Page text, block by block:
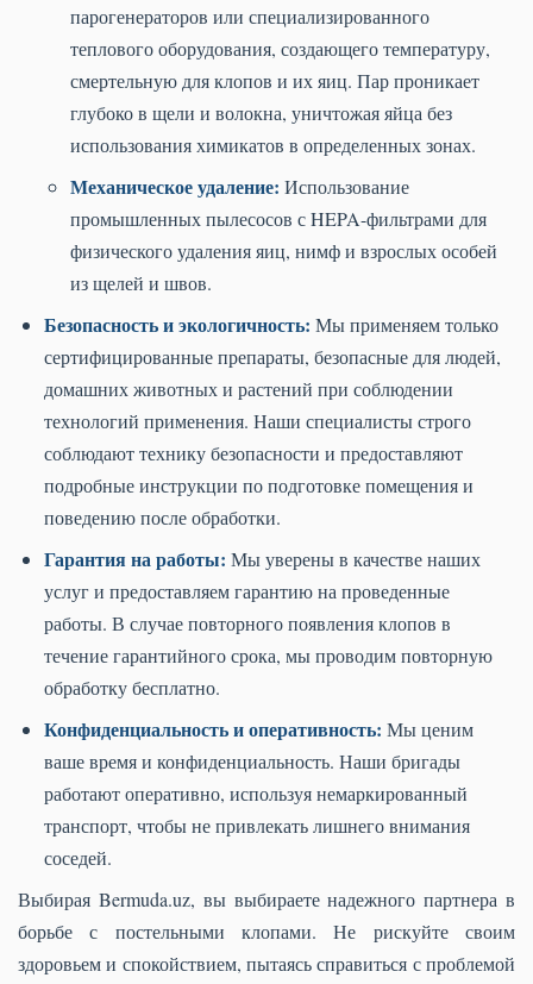
парогенераторов или специализированного
теплового оборудования, создающего температуру,
смертельную для клопов и их яиц. Пар проникает
глубоко в щели и волокна, уничтожая яйца без
использования химикатов в определенных зонах.
Механическое удаление: Использование
промышленных пылесосов с HEPA-фильтрами для
физического удаления яиц, нимф и взрослых особей
из щелей и швов.
Безопасность и экологичность: Мы применяем только
сертифицированные препараты, безопасные для людей,
домашних животных и растений при соблюдении
технологий применения. Наши специалисты строго
соблюдают технику безопасности и предоставляют
подробные инструкции по подготовке помещения и
поведению после обработки.
Гарантия на работы: Мы уверены в качестве наших
услуг и предоставляем гарантию на проведенные
работы. В случае повторного появления клопов в
течение гарантийного срока, мы проводим повторную
обработку бесплатно.
Конфиденциальность и оперативность: Мы ценим
ваше время и конфиденциальность. Наши бригады
работают оперативно, используя немаркированный
транспорт, чтобы не привлекать лишнего внимания
соседей.
Выбирая Bermuda.uz, вы выбираете надежного партнера в
борьбе с постельными клопами. Не рискуйте своим
здоровьем и спокойствием, пытаясь справиться с проблемой